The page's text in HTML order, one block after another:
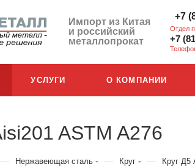
Импорт из Китая
и российский
металлопрокат
+7
Отдел
+7
УСЛУГИ О КОМПАНИИ
ASTM A276
— Нержавеющая сталь — Круг — Круг Д5